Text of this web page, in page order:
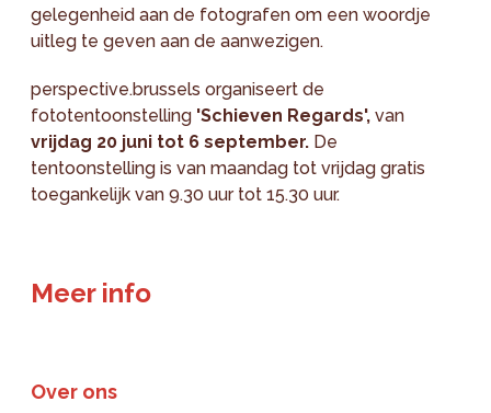
gelegenheid aan de fotografen om een woordje
uitleg te geven aan de aanwezigen.
perspective.brussels organiseert de
fototentoonstelling 'Schieven Regards', van
vrijdag 20 juni tot 6 september. De
tentoonstelling is van maandag tot vrijdag gratis
toegankelijk van 9.30 uur tot 15.30 uur.
Meer info
Over ons